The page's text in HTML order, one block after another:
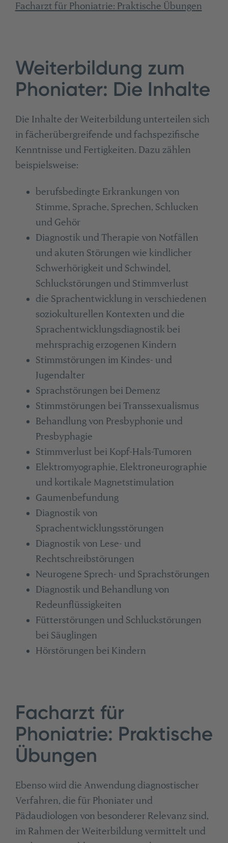
Facharzt für Phoniatrie: Praktische Übungen
Weiterbildung zum
Phoniater: Die Inhalte
Die Inhalte der Weiterbildung unterteilen sich
in fächerübergreifende und fachspezifische
Kenntnisse und Fertigkeiten. Dazu zählen
beispielsweise:
berufsbedingte Erkrankungen von
Stimme, Sprache, Sprechen, Schlucken
und Gehör
Diagnostik und Therapie von Notfällen
und akuten Störungen wie kindlicher
Schwerhörigkeit und Schwindel,
Schluckstörungen und Stimmverlust
die Sprachentwicklung in verschiedenen
soziokulturellen Kontexten und die
Sprachentwicklungsdiagnostik bei
mehrsprachig erzogenen Kindern
Stimmstörungen im Kindes- und
Jugendalter
Sprachstörungen bei Demenz
Stimmstörungen bei Transsexualismus
Behandlung von Presbyphonie und
Presbyphagie
Stimmverlust bei Kopf-Hals-Tumoren
Elektromyographie, Elektroneurographie
und kortikale Magnetstimulation
Gaumenbefundung
Diagnostik von
Sprachentwicklungsstörungen
Diagnostik von Lese- und
Rechtschreibstörungen
Neurogene Sprech- und Sprachstörungen
Diagnostik und Behandlung von
Redeunflüssigkeiten
Fütterstörungen und Schluckstörungen
bei Säuglingen
Hörstörungen bei Kindern
Facharzt für
Phoniatrie: Praktische
Übungen
Ebenso wird die Anwendung diagnostischer
Verfahren, die für Phoniater und
Pädaudiologen von besonderer Relevanz sind,
im Rahmen der Weiterbildung vermittelt und